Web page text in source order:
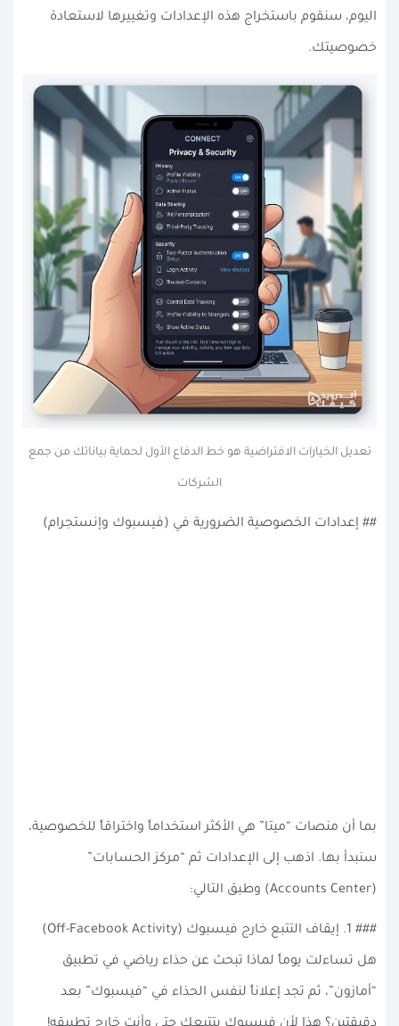
اليوم، سنقوم باستخراج هذه الإعدادات وتغييرها لاستعادة
خصوصيتك.
تعديل الخيارات الافتراضية هو خط الدفاع الأول لحماية بياناتك من جمع
الشركات
## إعدادات الخصوصية الضرورية في (فيسبوك وإنستجرام)
بما أن منصات “ميتا” هي الأكثر استخداماً واختراقاً للخصوصية،
سنبدأ بها. اذهب إلى الإعدادات ثم “مركز الحسابات”
(Accounts Center) وطبق التالي:
### 1. إيقاف التتبع خارج فيسبوك (Off-Facebook Activity)
هل تساءلت يوماً لماذا تبحث عن حذاء رياضي في تطبيق
“أمازون”، ثم تجد إعلاناً لنفس الحذاء في “فيسبوك” بعد